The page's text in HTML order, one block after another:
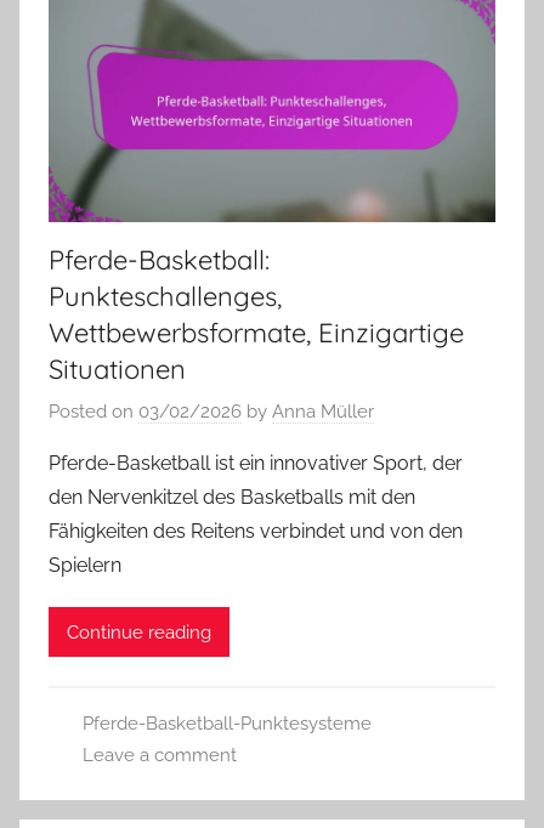
Pferde-Basketball:
Punkteschallenges,
Wettbewerbsformate, Einzigartige
Situationen
Posted on 03/02/2026 by Anna Müller
Pferde-Basketball ist ein innovativer Sport, der
den Nervenkitzel des Basketballs mit den
Fähigkeiten des Reitens verbindet und von den
Spielern
Continue reading
Pferde-Basketball-Punktesysteme
Leave a comment